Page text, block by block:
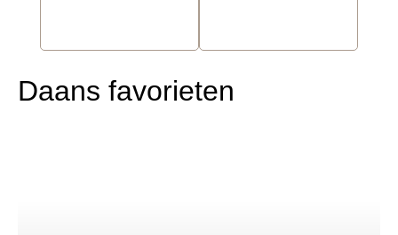
Daans favorieten